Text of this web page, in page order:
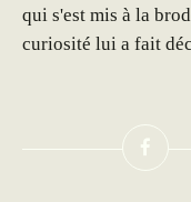
qui s'est mis à la
curiosité lui a fait